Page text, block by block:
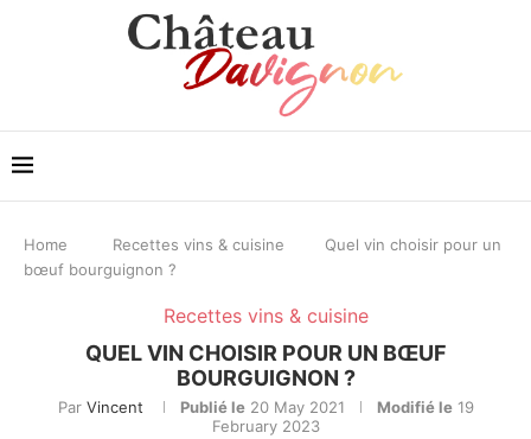
Home Recettes vins & cuisine
Quel vin choisir pour un
bœuf bourguignon ?
Recettes vins & cuisine
QUEL VIN CHOISIR POUR UN BŒUF
BOURGUIGNON ?
Par Vincent Publié le 20 May 2021 Modifié le 19
February 2023